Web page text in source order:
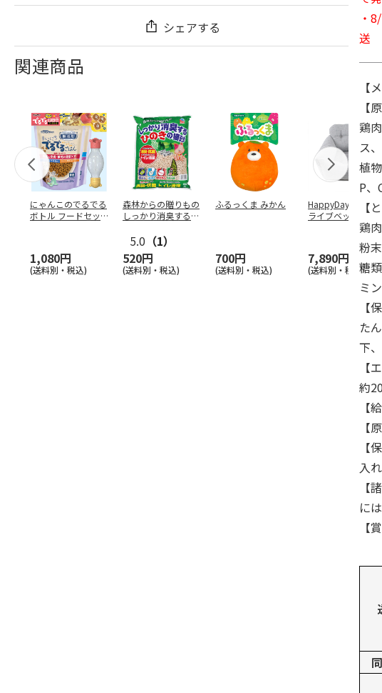
シェアする
関連商品
にゃんこのでるでる
ボトル フードセッ
1,080円
(送料別・税込)
森林からの贈りもの
しっかり消臭するひ
5.0 （1）
520円
(送料別・税込)
ふるっくま みかん
700円
(送料別・税込)
HappyDays 2wayド
ライブベッド グレ
7,890円
(送料別・税込)
・
送
【
【
鶏
ス
植
P、
【
鶏
粉
糖
ミ
【
た
下
【
約
【
【
【
入
【
に
【